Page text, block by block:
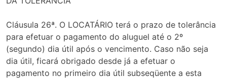
Cláusula 26ª. O LOCATÁRIO terá o prazo de tolerância
para efetuar o pagamento do aluguel até o 2º
(segundo) dia útil após o vencimento. Caso não seja
dia útil, ficará obrigado desde já a efetuar o
pagamento no primeiro dia útil subseqüente a esta